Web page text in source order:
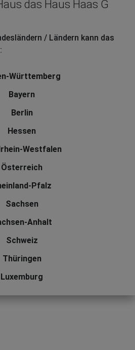
das Haus Haas G
/ Ländern kann das
Württemberg
Bayern
Berlin
Hessen
Westfalen
Österreich
Pfalz
Sachsen
Anhalt
Schweiz
Thüringen
Luxemburg